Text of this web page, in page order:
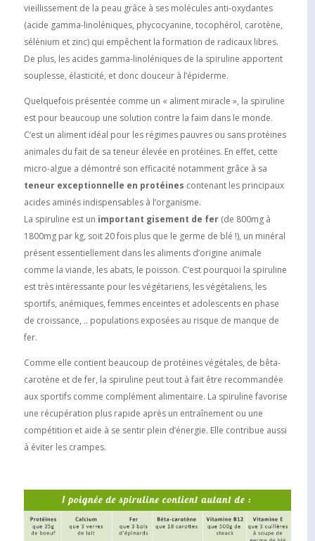
vieillissement de la peau grâce à ses molécules anti-oxydantes
(acide gamma-linoléniques, phycocyanine, tocophérol, carotène,
sélénium et zinc) qui empêchent la formation de radicaux libres.
De plus, les acides gamma-linoléniques de la spiruline apportent
souplesse, élasticité, et donc douceur à l’épiderme.
Quelquefois présentée comme un « aliment miracle », la spiruline
est pour beaucoup une solution contre la faim dans le monde.
C’est un aliment idéal pour les régimes pauvres ou sans protéines
animales du fait de sa teneur élevée en protéines. En effet, cette
micro-algue a démontré son efficacité notamment grâce à sa
teneur exceptionnelle en protéines contenant les principaux
acides aminés indispensables à l’organisme.
La spiruline est un important gisement de fer (de 800mg à
1800mg par kg, soit 20 fois plus que le germe de blé !), un minéral
présent essentiellement dans les aliments d’origine animale
comme la viande, les abats, le poisson. C’est pourquoi la spiruline
est très intéressante pour les végétariens, les végétaliens, les
sportifs, anémiques, femmes enceintes et adolescents en phase
de croissance, .. populations exposées au risque de manque de
fer.
Comme elle contient beaucoup de protéines végétales, de bêta-
carotène et de fer, la spiruline peut tout à fait être recommandée
aux sportifs comme complément alimentaire. La spiruline favorise
une récupération plus rapide après un entraînement ou une
compétition et aide à se sentir plein d’énergie. Elle contribue aussi
à éviter les crampes.